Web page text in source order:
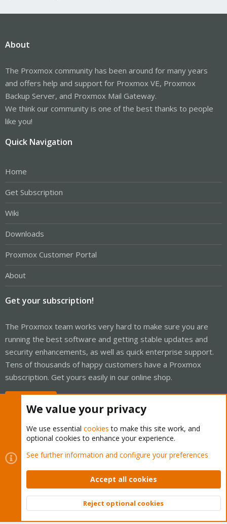
About
The Proxmox community has been around for many years
and offers help and support for Proxmox VE, Proxmox
Backup Server, and Proxmox Mail Gateway.
We think our community is one of the best thanks to people
like you!
Quick Navigation
Home
Get Subscription
Wiki
Downloads
Proxmox Customer Portal
About
Get your subscription!
The Proxmox team works very hard to make sure you are
running the best software and getting stable updates and
security enhancements, as well as quick enterprise support.
Tens of thousands of happy customers have a Proxmox
subscription. Get yours easily in our online shop.
Cookies
Proxmox Support Forum - Light Mode
Contact us
Terms and rules Privacy policy Help Home
Community platform by XenForo © 2010-2026 XenForo Ltd.
Top
We value your privacy
We use essential cookies to make this site work, and
optional cookies to enhance your experience.
See further information and configure your preferences
Accept all cookies
Reject optional cookies